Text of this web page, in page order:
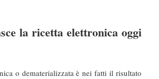
la ricetta elettronica oggi
o dematerializzata è nei fatti il risultato